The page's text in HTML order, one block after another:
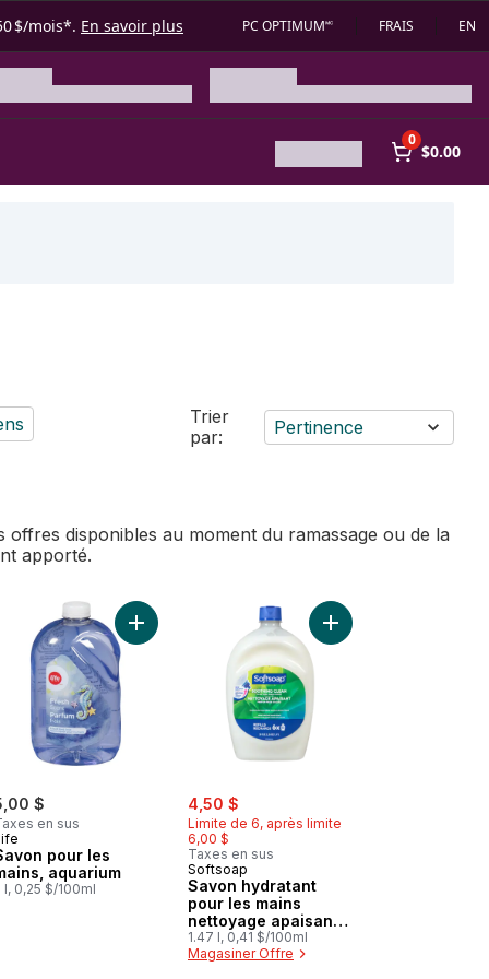
$/mois*. En savoir plus PC OPTIMUM🅪 FRAIS EN
0
$0.00
Trier
par:
Pertinence
disponibles au moment du ramassage ou de la
apporté.
vitamine E au panier
liquide pour les mains vanille et cassonade au panier
$
en sus
pour les
aquarium
l, 0,25 $/100ml
Ajouter Savon pour les mains, aquarium au
sale:
4,50 $
Limite de 6, après limite
6,00 $
Taxes en sus
Softsoap
Savon hydratant
pour les mains
nettoyage apaisant
parfum frais d'aloès
recharge
1.47 l, 0,41 $/100ml
Magasiner Offre
Ajouter Savon